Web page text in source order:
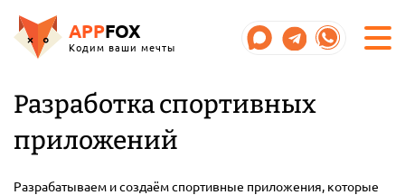
APPFOX
Кодим ваши мечты
Разработка спортивных
приложений
Разрабатываем и создаём спортивные приложения, которые